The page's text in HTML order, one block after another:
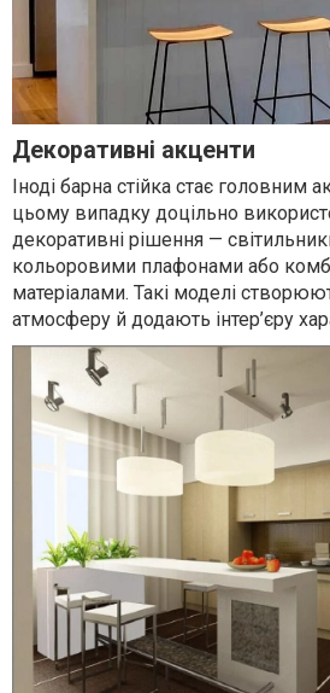
Декоративні акценти
Іноді барна стійка стає головним
цьому випадку доцільно
декоративні рішення —
кольоровими плафонами або
матеріалами. Такі моделі
атмосферу й додають інтер’єру